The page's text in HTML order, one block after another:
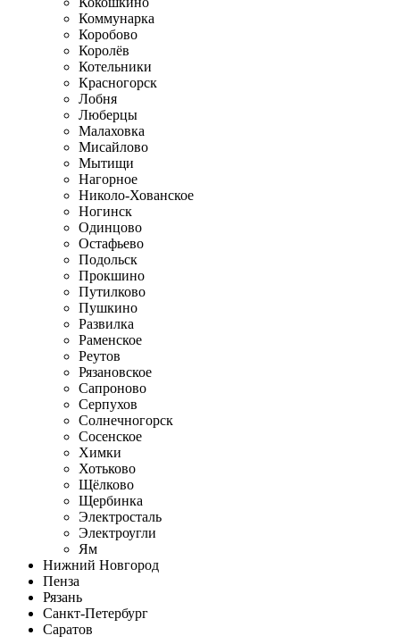
Коммунарка
Коробово
Королёв
Котельники
Красногорск
Лобня
Люберцы
Малаховка
Мисайлово
Мытищи
Нагорное
Николо-Хованское
Ногинск
Одинцово
Остафьево
Подольск
Прокшино
Путилково
Пушкино
Развилка
Раменское
Реутов
Рязановское
Сапроново
Серпухов
Солнечногорск
Сосенское
Химки
Хотьково
Щёлково
Щербинка
Электросталь
Электроугли
Ям
Нижний Новгород
Пенза
Рязань
Санкт-Петербург
Саратов